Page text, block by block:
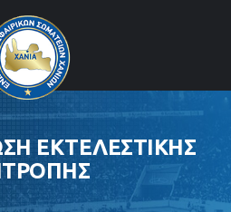
ΕΚΤΕΛΕΣΤΙΚΗΣ